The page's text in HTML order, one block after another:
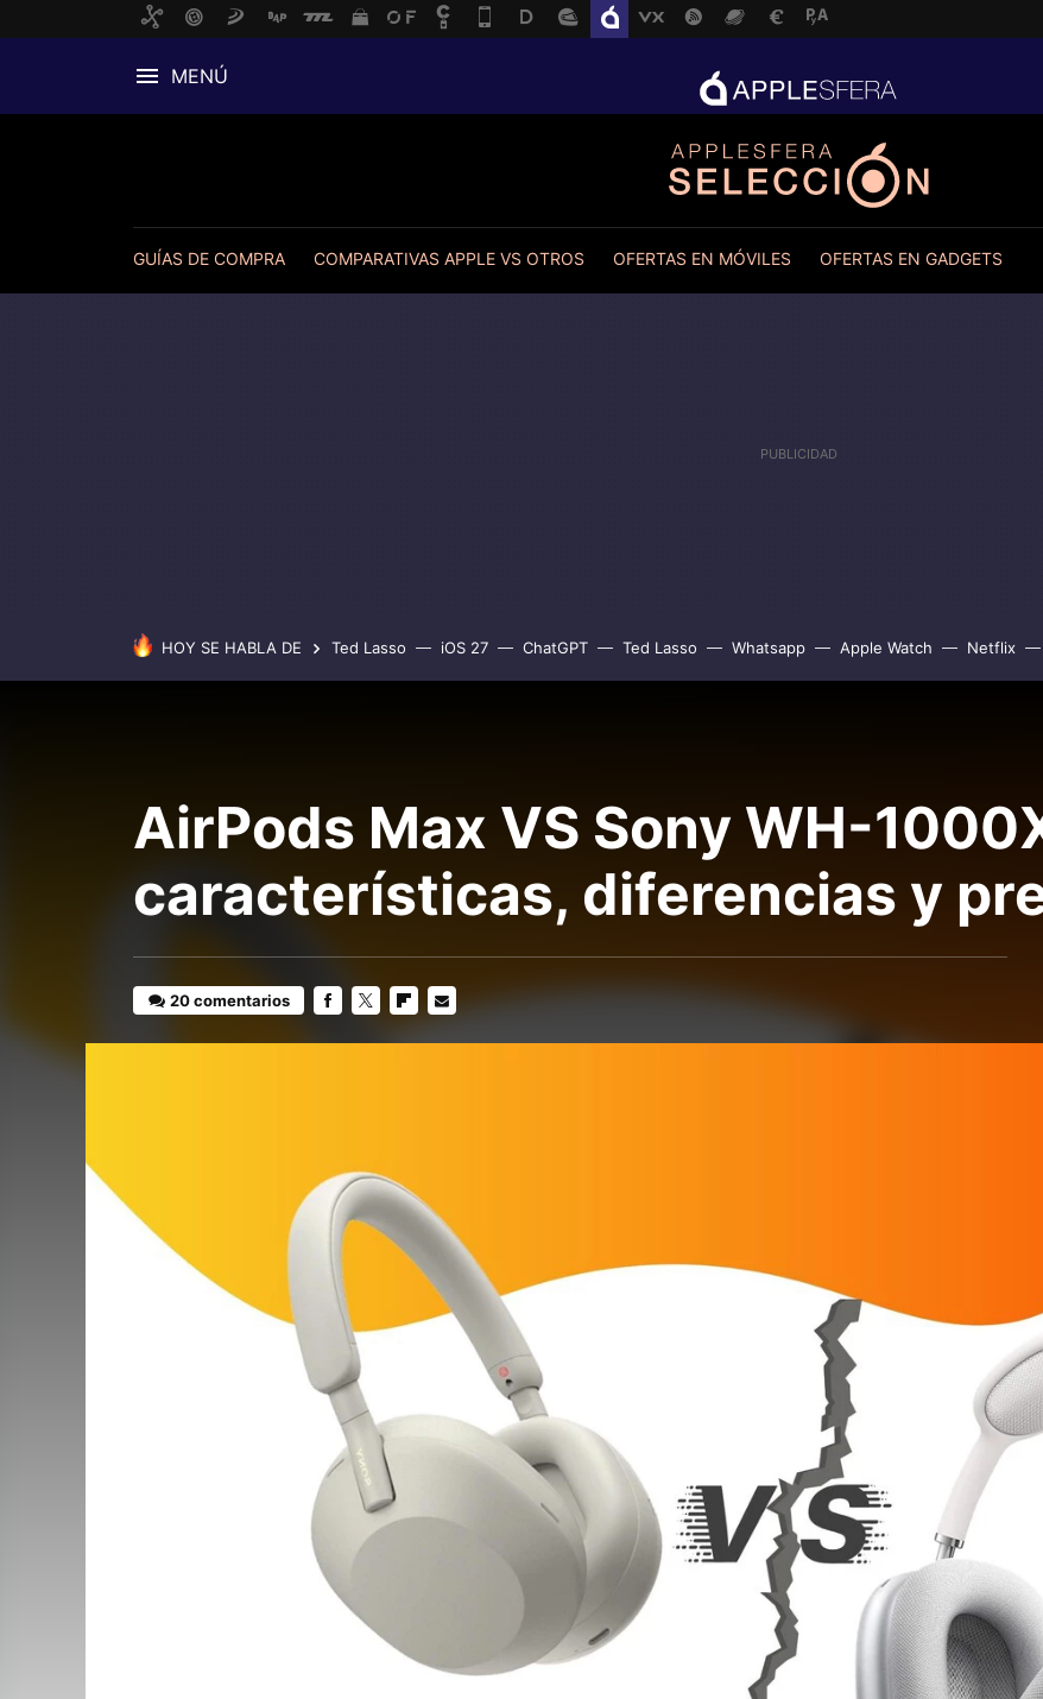
MENÚ
GUÍAS DE COMPRA COMPARATIVAS APPLE VS OTROS OFERTAS EN MÓVILES OFERTAS EN GADGETS
HOY SE HABLA DE Ted Lasso iOS 27 ChatGPT Ted Lasso Whatsapp Apple Watch Netflix
AirPods Max VS Sony WH-
características, diferencias y
20 comentarios